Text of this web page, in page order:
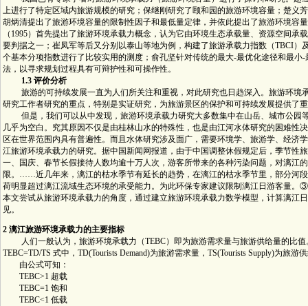
上进行了特定区域内旅游规模的研究；保继刚研究了颐和园的旅游环境容量；楚义
胡炳清提出了旅游环境容量的限制性因子和最低量定律，并依此提出了旅游环境容
（1995）首先提出了旅游环境承载力概念，认为它由环境生态承载量、资源空间
要判据之一；崔凤军等后又分别以泰山等地为例，构建了旅游承载力指数（TBCI
个基本分项指数进行了比较实用的测度；俞孔坚针对传统的最大-最优化途径和最
法，以寻求规划过程具有可辩护性和可操作性。
1.3 评价分析
旅游的可持续发展一直为人们所关注和重视，对此研究也日趋深入。旅游环境
研究工作者研究的重点，特别是实证研究，为旅游景区的保护和可持续发展提供了
但是，我们可以从中发现，旅游环境承载力研究大多数集中在山岳、城市公园
几乎为空白。究其原因不仅是由桂林山水的特殊性，也是由江河水体研究的困难性
区在世界范围内具有普遍性。而且水体研究涉及面广，需要环境学、旅游学、经济
江旅游环境承载力的研究。据中国新闻网报道，由于中国调整休假规定后，季节性
一、国庆、春节长假接待人数均逾十万人次，游客所带来的各种污染问题，对漓江
限。……近几年来，漓江的枯水季节有延长的趋势，在漓江的枯水季节里，部分河
荷明显超过漓江流域生态环境的承受能力。为此环保专家建议限制漓江日游客量。③
本文尝试从旅游环境承载力的角度，通过建立旅游环境承载力数学模型，计算漓江
见。
2 漓江旅游环境承载力的主要指标
人们一般认为，旅游环境承载力（TEBC）即为旅游需求量与旅游供给量的比值
TEBC=TD/TS 式中，TD(Tourists Demand)为旅游需求量，TS(Tourists Supply)为旅游
由公式可知：
TEBC>1 超载
TEBC=1 饱和
TEBC<1 低载